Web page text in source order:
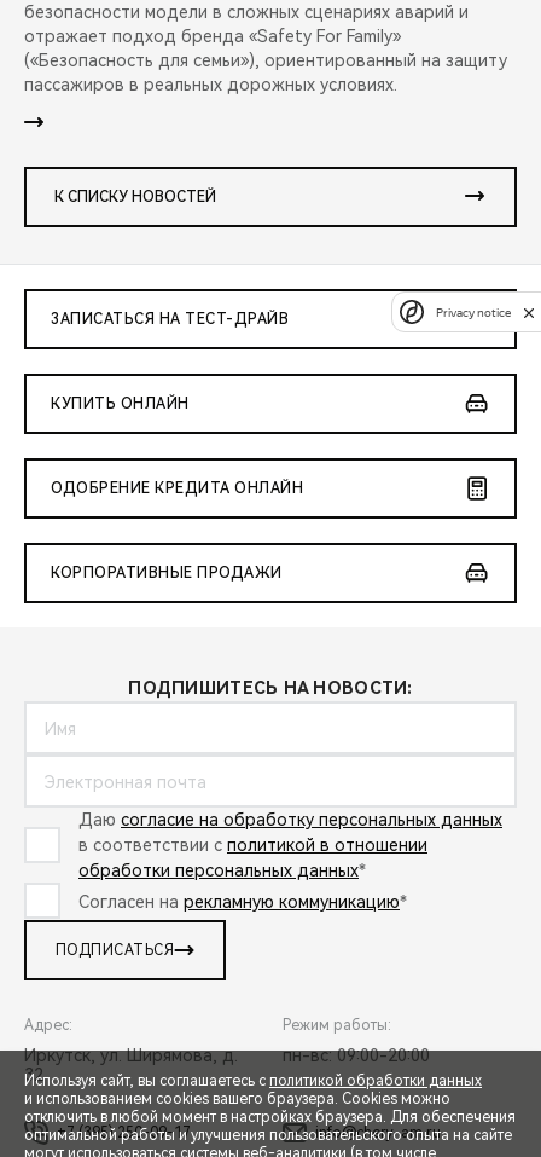
безопасности модели в сложных сценариях аварий и
отражает подход бренда «Safety For Family»
(«Безопасность для семьи»), ориентированный на защиту
пассажиров в реальных дорожных условиях.
К СПИСКУ НОВОСТЕЙ
ЗАПИСАТЬСЯ НА ТЕСТ-ДРАЙВ
КУПИТЬ ОНЛАЙН
ОДОБРЕНИЕ КРЕДИТА ОНЛАЙН
КОРПОРАТИВНЫЕ ПРОДАЖИ
ПОДПИШИТЕСЬ НА НОВОСТИ:
Даю согласие на обработку персональных данных
в соответствии с политикой в отношении
обработки персональных данных*
Согласен на рекламную коммуникацию*
ПОДПИСАТЬСЯ
Адрес:
Иркутск, ул. Ширямова, д.
32
Режим работы:
пн-вс: 09:00-20:00
+7 (395) 250-09-17 info@chery-am.ru
Используя сайт, вы соглашаетесь с политикой обработки данных
и использованием cookies вашего браузера. Cookies можно
отключить в любой момент в настройках браузера. Для обеспечения
оптимальной работы и улучшения пользовательского опыта на сайте
могут использоваться системы веб-аналитики (в том числе
Privacy notice